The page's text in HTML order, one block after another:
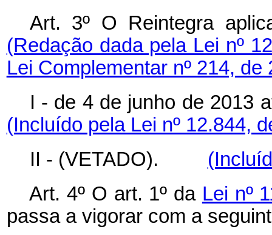
Art. 3º O Reintegra
(Redação dada pela Lei nº
Lei Complementar nº 214, de
I - de 4 de junho de 2013
(Incluído pela Lei nº 12.844,
II - (VETADO).
Art. 4º O art. 1º da Lei nº
passa a vigorar com a